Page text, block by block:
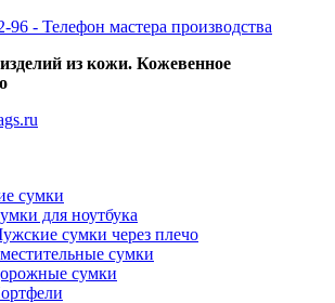
96 ‬- Телефон мастера производства
из кожи. Кожевенное
сумки
для ноутбука
сумки через плечо
сумки
сумки